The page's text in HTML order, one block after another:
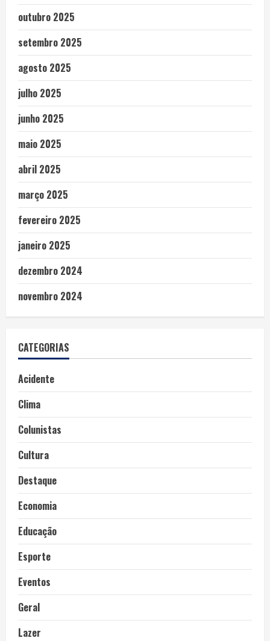
outubro 2025
setembro 2025
agosto 2025
julho 2025
junho 2025
maio 2025
abril 2025
março 2025
fevereiro 2025
janeiro 2025
dezembro 2024
novembro 2024
CATEGORIAS
Acidente
Clima
Colunistas
Cultura
Destaque
Economia
Educação
Esporte
Eventos
Geral
Lazer